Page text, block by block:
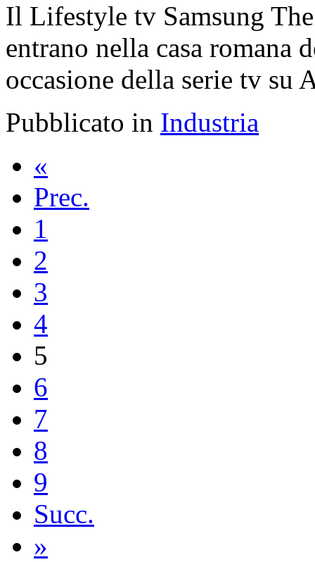
Il Lifestyle tv Samsung
entrano nella casa romana
occasione della serie tv su
Pubblicato in Industria
«
Prec.
1
2
3
4
5
6
7
8
9
Succ.
»